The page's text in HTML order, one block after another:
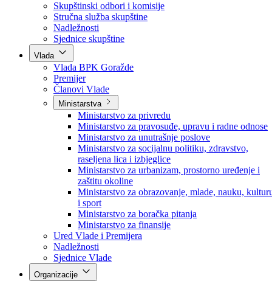
Poslanici po strankama
Poslanici po klubovima naroda
Kolegij skupštine
Skupštinski odbori i komisije
Stručna služba skupštine
Nadležnosti
Sjednice skupštine
Vlada
Vlada BPK Goražde
Premijer
Članovi Vlade
Ministarstva
Ministarstvo za privredu
Ministarstvo za pravosuđe, upravu i radne odnose
Ministarstvo za unutrašnje poslove
Ministarstvo za socijalnu politiku, zdravstvo,
raseljena lica i izbjeglice
Ministarstvo za urbanizam, prostorno uređenje i
zaštitu okoline
Ministarstvo za obrazovanje, mlade, nauku,
i sport
Ministarstvo za boračka pitanja
Ministarstvo za finansije
Ured Vlade i Premijera